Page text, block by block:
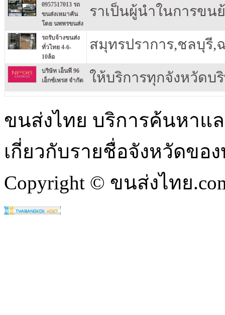
0957517013 รถ
ขนส่งเหมาคัน
โดย นพพรขนส่ง
ราเป็นผู้นำในการขน
รถรับจ้างขนส่ง
ทั่วไทย 4-6-
10ล้อ
สมุทรปราการ,ชลบุรี,
บริษัท เอ็นพี 96
เอ็กซ์เพรส จำกัด
ให้บริการทุกจังหวัดบ
ขนส่งไทย บริการค้นหาแ
เกี่ยวกับรายชื่อจังหวัดขอ
Copyright © ขนส่งไทย